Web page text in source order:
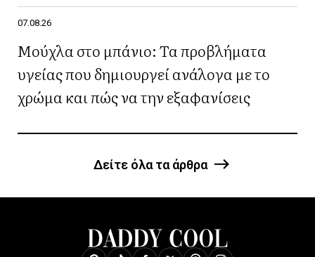
07.08.26
Μούχλα στο μπάνιο: Τα προβλήματα
υγείας που δημιουργεί ανάλογα με το
χρώμα και πώς να την εξαφανίσεις
Δείτε όλα τα άρθρα